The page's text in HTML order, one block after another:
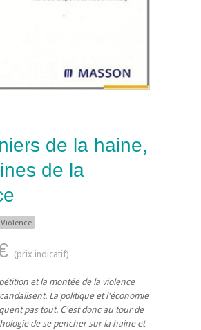
de la haine,
de la
Violence
et la montée de la violence
La politique et l'économie
pas tout. C'est donc au tour de
de se pencher sur la haine et